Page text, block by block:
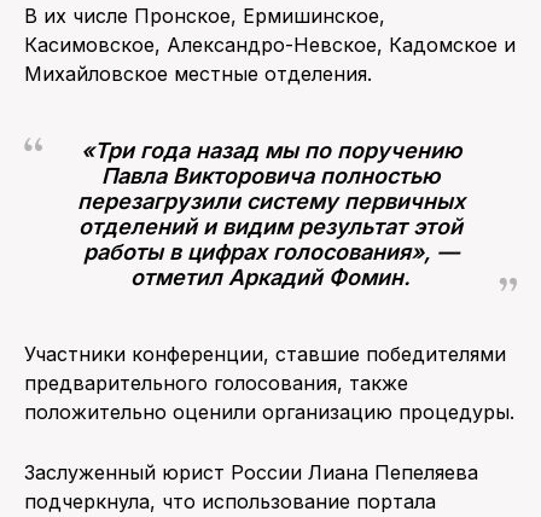
В их числе Пронское, Ермишинское,
Касимовское, Александро-Невское, Кадомское и
Михайловское местные отделения.
«Три года назад мы по поручению
Павла Викторовича полностью
перезагрузили систему первичных
отделений и видим результат этой
работы в цифрах голосования», —
отметил Аркадий Фомин.
Участники конференции, ставшие победителями
предварительного голосования, также
положительно оценили организацию процедуры.
Заслуженный юрист России Лиана Пепеляева
подчеркнула, что использование портала